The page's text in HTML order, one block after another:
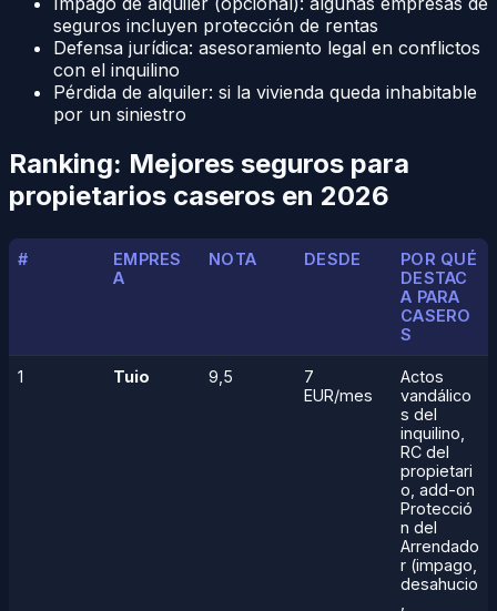
seguros incluyen protección de rentas
Defensa jurídica: asesoramiento legal en conflictos
con el inquilino
Pérdida de alquiler: si la vivienda queda inhabitable
por un siniestro
Ranking: Mejores seguros para
propietarios caseros en 2026
#
EMPRES
A
NOTA DESDE
POR QUÉ
DESTAC
A PARA
CASERO
S
1 Tuio 9,5
7
EUR/mes
Actos
vandálico
s del
inquilino,
RC del
propietari
o, add-on
Protecció
n del
Arrendado
r (impago,
desahucio